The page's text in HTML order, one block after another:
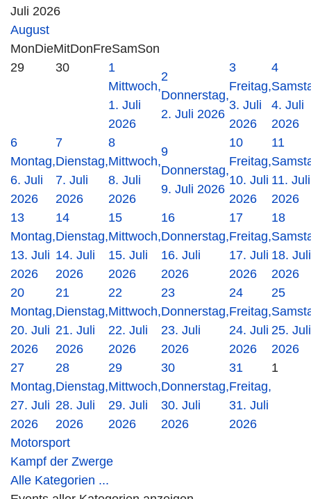
Juli 2026
August
MonDieMitDonFreSamSon
29
30
1
Mittwoch,
1. Juli
2026
2
Donnerstag,
2. Juli 2026
3
Freitag,
3. Juli
2026
4
4. Juli
2026
6
Montag,
6. Juli
2026
7
Dienstag,
7. Juli
2026
8
Mittwoch,
8. Juli
2026
9
Donnerstag,
9. Juli 2026
10
Freitag,
10. Juli
2026
11
11. Juli
2026
13
Montag,
13. Juli
2026
14
Dienstag,
14. Juli
2026
15
Mittwoch,
15. Juli
2026
16
Donnerstag,
16. Juli
2026
17
Freitag,
17. Juli
2026
18
18. Juli
2026
20
Montag,
20. Juli
2026
21
Dienstag,
21. Juli
2026
22
Mittwoch,
22. Juli
2026
23
Donnerstag,
23. Juli
2026
24
Freitag,
24. Juli
2026
25
25. Juli
2026
27
Montag,
27. Juli
2026
28
Dienstag,
28. Juli
2026
29
Mittwoch,
29. Juli
2026
30
Donnerstag,
30. Juli
2026
31
Freitag,
31. Juli
2026
1
Motorsport
Kampf der Zwerge
Alle Kategorien ...